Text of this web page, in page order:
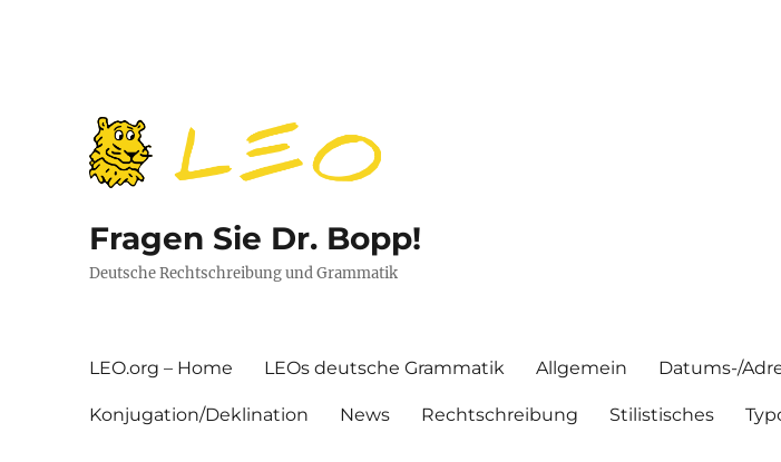
Fragen Sie Dr. Bopp!
Deutsche Rechtschreibung und Grammatik
LEO.org – Home LEOs deutsche Grammatik Allgemein Datums-/
Konjugation/Deklination News Rechtschreibung Stilistisches